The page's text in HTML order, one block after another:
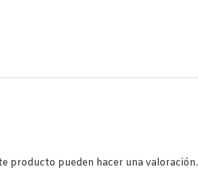
producto pueden hacer una valoración.